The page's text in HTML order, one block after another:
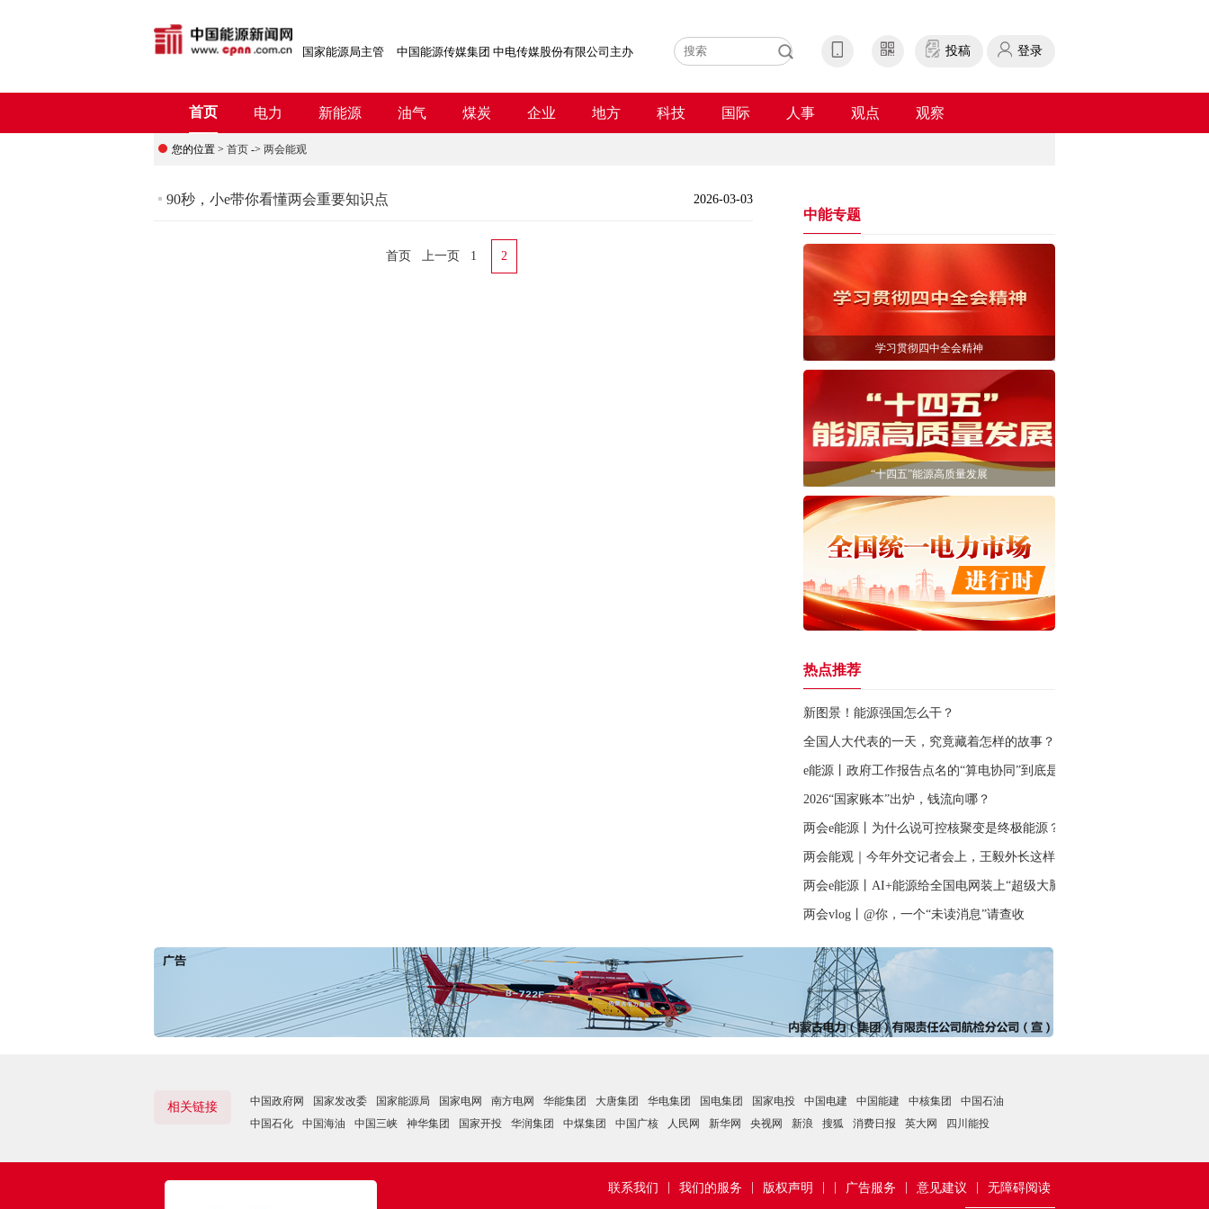
国家能源局主管 中国能源传媒集团 中电传媒股份有限公司主办 投稿 登录
首页 电力 新能源 油气 煤炭 企业 地方 科技 国际 人事 观点 观察
您的位置 > 首页 -> 两会能观
90秒，小e带你看懂两会重要知识点 2026-03-03
首页 上一页 1 2
中能专题
学习贯彻四中全会精神
“十四五”能源高质量发展
热点推荐
新图景！能源强国怎么干？
全国人大代表的一天，究竟藏着怎样的故事？
e能源丨政府工作报告点名的“算电协同”到底是什么？
2026“国家账本”出炉，钱流向哪？
两会e能源丨为什么说可控核聚变是终极能源？
两会能观｜今年外交记者会上，王毅外长这样定义“全球南方”——“新兴
两会e能源丨AI+能源给全国电网装上“超级大脑”
两会vlog丨@你，一个“未读消息”请查收
相关链接 中国政府网 国家发改委 国家能源局 国家电网 南方电网 华能集团 大唐集团 华电集团 国电集团 国家电投 中国电建 中国能建 中核集团
中国石油
中国石化
中国海油 中国三峡 神华集团 国家开投 华润集团 中煤集团 中国广核 人民网 新华网 央视网 新浪 搜狐 消费日报 英大网 四川能投
无障碍阅读
意见建议
广告服务
版权声明
我们的服务
联系我们